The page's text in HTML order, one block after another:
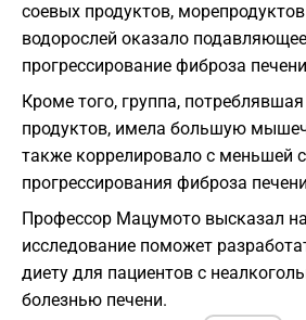
соевых продуктов,
водорослей оказало
прогрессирование фиброза
Кроме того, группа,
продуктов, имела большую
также коррелировало с меньшей
прогрессирования фиброза
Профессор Мацумото высказал
исследование поможет
диету для пациентов с
болезнью печени.